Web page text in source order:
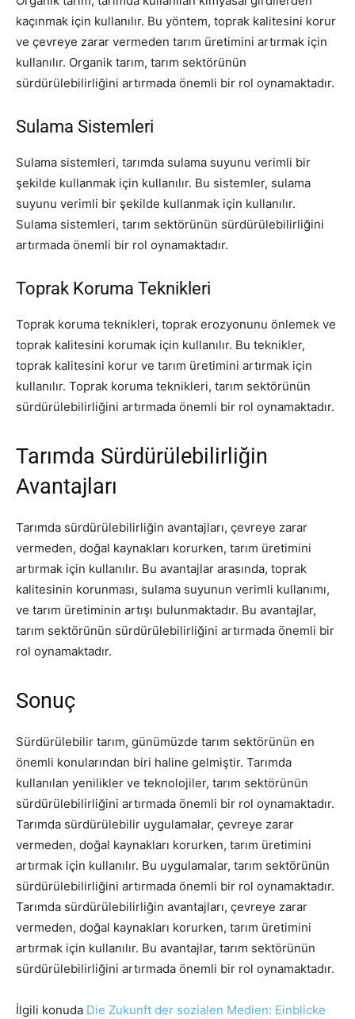
kaçınmak için kullanılır. Bu yöntem, toprak kalitesini korur
ve çevreye zarar vermeden tarım üretimini artırmak için
kullanılır. Organik tarım, tarım sektörünün
sürdürülebilirliğini artırmada önemli bir rol oynamaktadır.
Sulama Sistemleri
Sulama sistemleri, tarımda sulama suyunu verimli bir
şekilde kullanmak için kullanılır. Bu sistemler, sulama
suyunu verimli bir şekilde kullanmak için kullanılır.
Sulama sistemleri, tarım sektörünün sürdürülebilirliğini
artırmada önemli bir rol oynamaktadır.
Toprak Koruma Teknikleri
Toprak koruma teknikleri, toprak erozyonunu önlemek ve
toprak kalitesini korumak için kullanılır. Bu teknikler,
toprak kalitesini korur ve tarım üretimini artırmak için
kullanılır. Toprak koruma teknikleri, tarım sektörünün
sürdürülebilirliğini artırmada önemli bir rol oynamaktadır.
Tarımda Sürdürülebilirliğin
Avantajları
Tarımda sürdürülebilirliğin avantajları, çevreye zarar
vermeden, doğal kaynakları korurken, tarım üretimini
artırmak için kullanılır. Bu avantajlar arasında, toprak
kalitesinin korunması, sulama suyunun verimli kullanımı,
ve tarım üretiminin artışı bulunmaktadır. Bu avantajlar,
tarım sektörünün sürdürülebilirliğini artırmada önemli bir
rol oynamaktadır.
Sonuç
Sürdürülebilir tarım, günümüzde tarım sektörünün en
önemli konularından biri haline gelmiştir. Tarımda
kullanılan yenilikler ve teknolojiler, tarım sektörünün
sürdürülebilirliğini artırmada önemli bir rol oynamaktadır.
Tarımda sürdürülebilir uygulamalar, çevreye zarar
vermeden, doğal kaynakları korurken, tarım üretimini
artırmak için kullanılır. Bu uygulamalar, tarım sektörünün
sürdürülebilirliğini artırmada önemli bir rol oynamaktadır.
Tarımda sürdürülebilirliğin avantajları, çevreye zarar
vermeden, doğal kaynakları korurken, tarım üretimini
artırmak için kullanılır. Bu avantajlar, tarım sektörünün
sürdürülebilirliğini artırmada önemli bir rol oynamaktadır.
İlgili konuda Die Zukunft der sozialen Medien: Einblicke